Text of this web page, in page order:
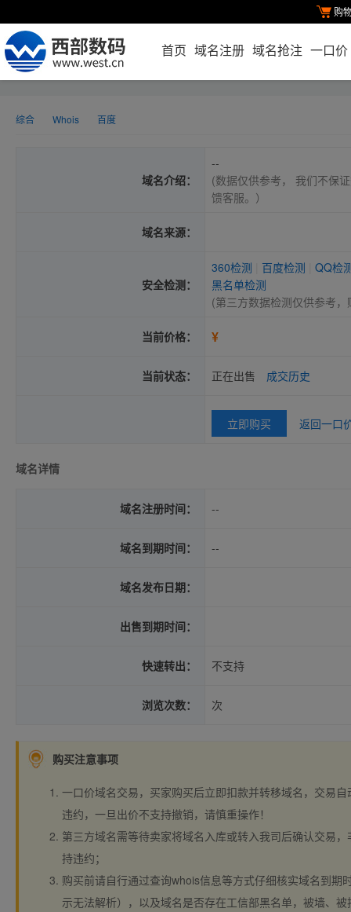
购
首页 域名注册 域名抢注 一口价
综合 Whois 百度
域名介绍：
--
(数据仅供参考， 我们不保
馈客服。）
域名来源：
安全检测：
360检测 百度检测
QQ检
黑名单检测
(第三方数据检测仅供参考
当前价格： ¥
当前状态： 正在出售 成交历史
立即购买 返回一口
域名详情
域名注册时间： --
域名到期时间： --
域名发布日期：
出售到期时间：
快速转出： 不支持
浏览次数： 次
购买注意事项
一口价域名交易，买家购买后立即扣款并转移域名，交易
违约，一旦出价不支持撤销，请慎重操作！
第三方域名需等待卖家将域名入库或转入我司后确认交易
持违约；
购买前请自行通过查询whois信息等方式仔细核实域名到期
示无法解析），以及域名是否存在工信部黑名单，被墙、